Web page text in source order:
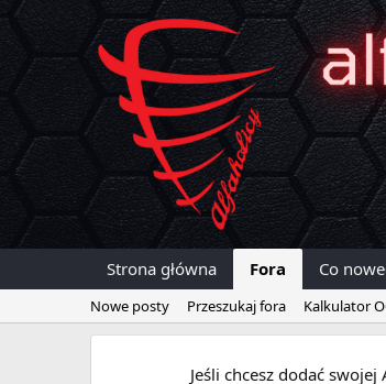
Strona główna Fora Co
Nowe posty Przeszukaj fora Kalkulator
Jeśli chcesz dodać